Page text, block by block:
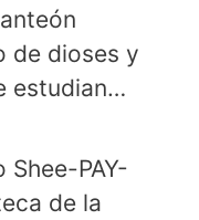
de dioses y
estudian…
PAY-
de la